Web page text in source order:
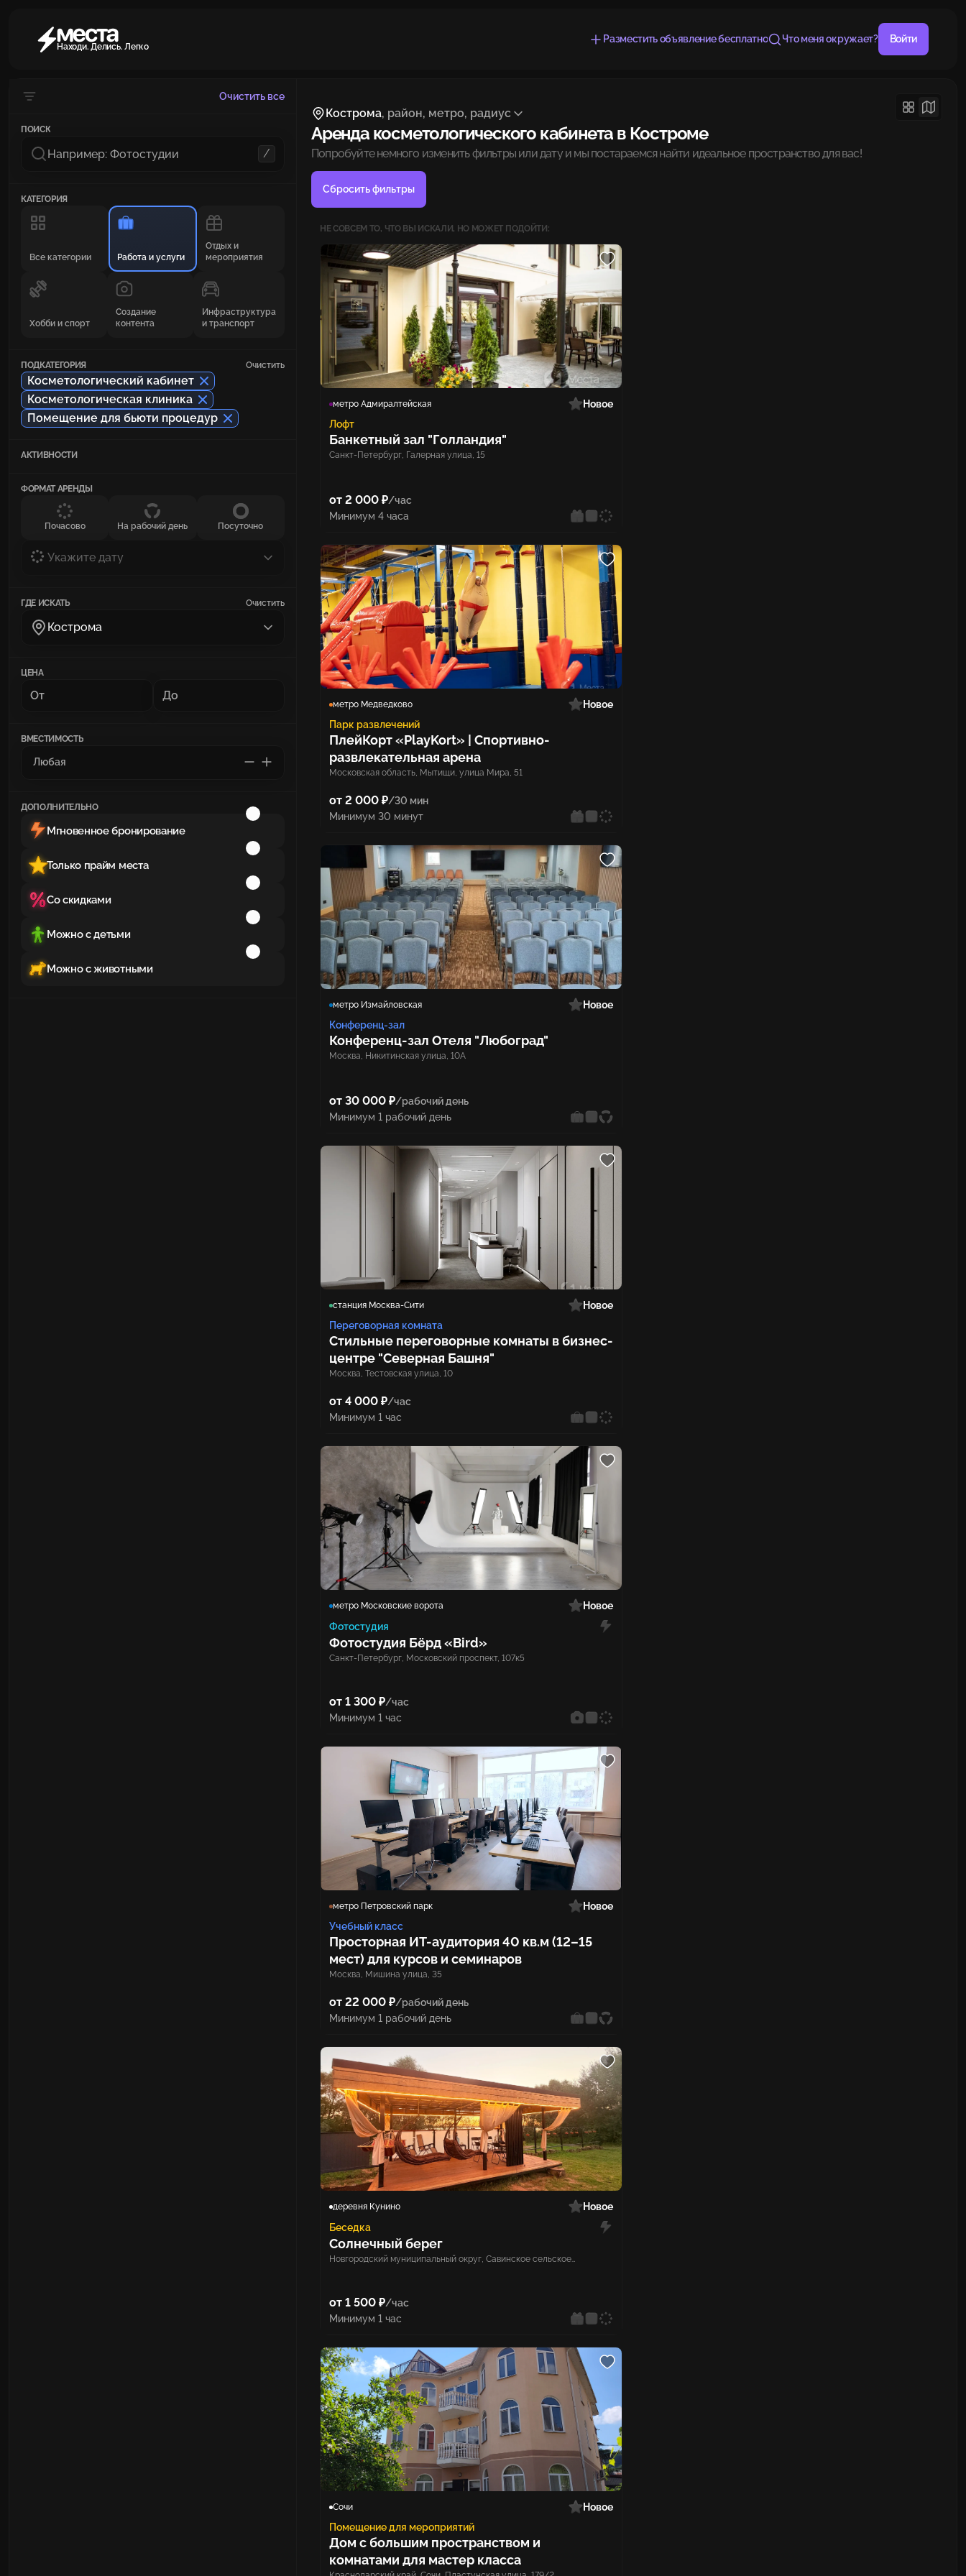
Находи. Делись. Легко
Разместить объявление бесплатно Что меня окружает? Войти
Очистить все
ПОИСК
/
КАТЕГОРИЯ
Все категории Работа и услуги
Отдых и
мероприятия
Хобби и спорт
Создание
контента
Инфраструктура
и транспорт
ПОДКАТЕГОРИЯ Очистить
Косметологический кабинет
Косметологическая клиника
Помещение для бьюти процедур
АКТИВНОСТИ
ФОРМАТ АРЕНДЫ
Почасово На рабочий день Посуточно
Укажите дату
ГДЕ ИСКАТЬ Очистить
Кострома
ЦЕНА
ВМЕСТИМОСТЬ
ДОПОЛНИТЕЛЬНО
Мгновенное бронирование
Только прайм места
Со скидками
Можно с детьми
Можно с животными
Кострома, район, метро, радиус
Аренда косметологического кабинета в Костроме
Попробуйте немного изменить фильтры или дату и мы постараемся найти идеальное пространство для вас!
Сбросить фильтры
НЕ СОВСЕМ ТО, ЧТО ВЫ ИСКАЛИ, НО МОЖЕТ ПОДОЙТИ:
метро Адмиралтейская
Новое
Лофт
Банкетный зал "Голландия"
Санкт-Петербург, Галерная улица, 15
от 2 000 ₽/час
Минимум 4 часа
метро Медведково
Новое
Парк развлечений
ПлейКорт «PlayKort» | Спортивно-
развлекательная арена
Московская область, Мытищи, улица Мира, 51
от 2 000 ₽/30 мин
Минимум 30 минут
метро Измайловская
Новое
Конференц-зал
Конференц‑зал Отеля "Любоград"
Москва, Никитинская улица, 10А
от 30 000 ₽/рабочий день
Минимум 1 рабочий день
станция Москва-Сити
Новое
Переговорная комната
Стильные переговорные комнаты в бизнес-
центре "Северная Башня"
Москва, Тестовская улица, 10
от 4 000 ₽/час
Минимум 1 час
метро Московские ворота
Новое
Фотостудия
Фотостудия Бёрд «Bird»
Санкт-Петербург, Московский проспект, 107к5
от 1 300 ₽/час
Минимум 1 час
метро Петровский парк
Новое
Учебный класс
Просторная ИТ-аудитория 40 кв.м (12–15
мест) для курсов и семинаров
Москва, Мишина улица, 35
от 22 000 ₽/рабочий день
Минимум 1 рабочий день
деревня Кунино
Новое
Беседка
Солнечный берег
Новгородский муниципальный округ, Савинское сельское
от 1 500 ₽/час
Минимум 1 час
Сочи
Новое
Помещение для мероприятий
Дом с большим пространством и
комнатами для мастер класса